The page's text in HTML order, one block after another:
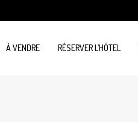
À VENDRE RÉSERVER L’HÔTEL